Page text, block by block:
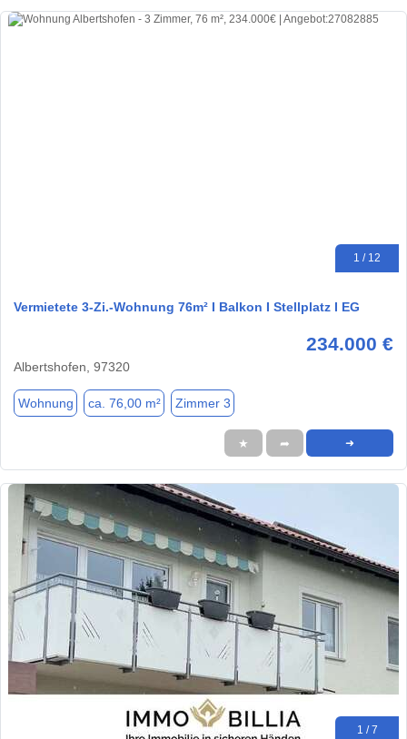
1 / 12
Vermietete 3-Zi.-Wohnung 76m² I Balkon I Stellplatz I EG
234.000 €
Albertshofen, 97320
Wohnung ca. 76,00 m² Zimmer 3
★ ➦ ➜
1 / 7